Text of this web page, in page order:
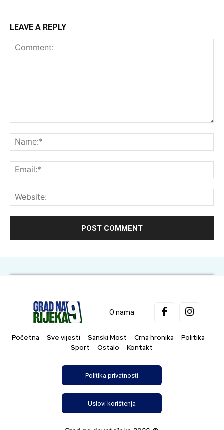
LEAVE A REPLY
O nama
Početna Sve vijesti Sanski Most Crna hronika
Politika
Sport
Ostalo Kontakt
Politika privatnosti
Uslovi korištenja